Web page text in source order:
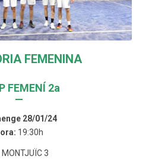
FEMENINA
FEMENÍ 2a
—
28/01/24
19:30h
MONTJUÏC 3